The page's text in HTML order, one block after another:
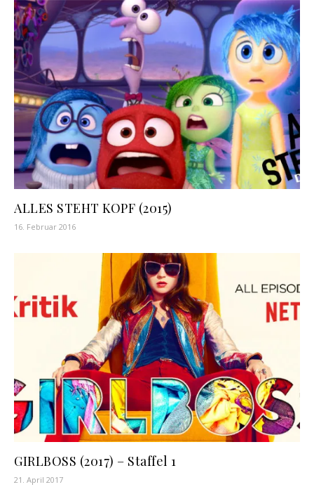
ALLES STEHT KOPF (2015)
16. Februar 2016
GIRLBOSS (2017) – Staffel 1
21. April 2017